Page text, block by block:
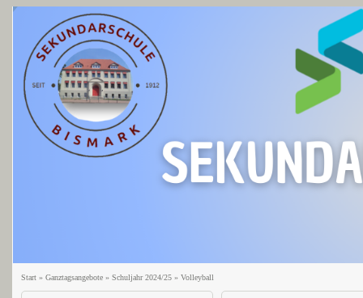
Start» Ganztagsangebote» Schuljahr 2024/25» Volleyball